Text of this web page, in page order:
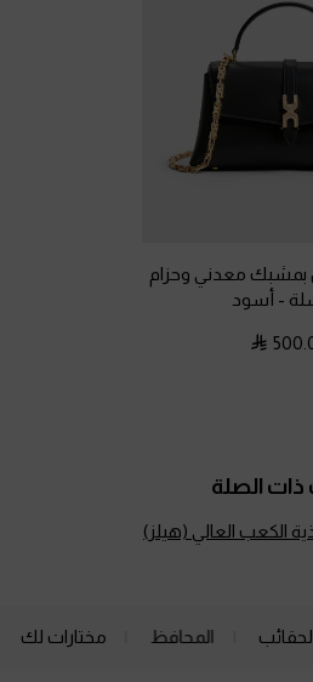
بمشبك معدني وحزام
- أسود
ذات الصلة
الكعب العالي (هيلز)
المحافظ مختارات لك